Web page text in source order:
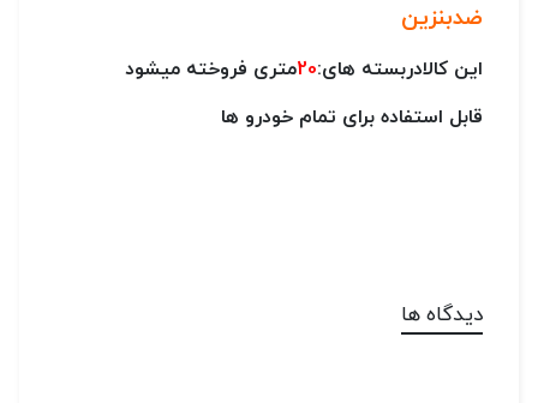
ضدبنزین
این کالادربسته های:20متری فروخته میشود
قابل استفاده برای تمام خودرو ها
دیدگاه ها